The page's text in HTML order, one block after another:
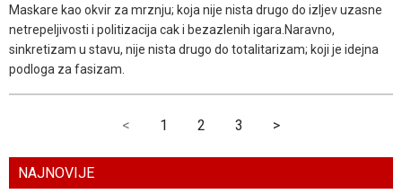
Maskare kao okvir za mrznju; koja nije nista drugo do izljev uzasne
netrepeljivosti i politizacija cak i bezazlenih igara.Naravno,
sinkretizam u stavu, nije nista drugo do totalitarizam; koji je idejna
podloga za fasizam.
< 1 2 3 >
NAJNOVIJE